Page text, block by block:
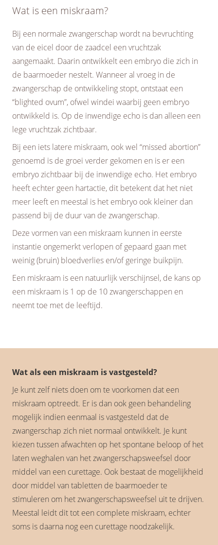
Wat is een miskraam?
Bij een normale zwangerschap wordt na bevruchting
van de eicel door de zaadcel een vruchtzak
aangemaakt. Daarin ontwikkelt een embryo die zich in
de baarmoeder nestelt. Wanneer al vroeg in de
zwangerschap de ontwikkeling stopt, ontstaat een
“blighted ovum”, ofwel windei waarbij geen embryo
ontwikkeld is. Op de inwendige echo is dan alleen een
lege vruchtzak zichtbaar.
Bij een iets latere miskraam, ook wel “missed abortion”
genoemd is de groei verder gekomen en is er een
embryo zichtbaar bij de inwendige echo. Het embryo
heeft echter geen hartactie, dit betekent dat het niet
meer leeft en meestal is het embryo ook kleiner dan
passend bij de duur van de zwangerschap.
Deze vormen van een miskraam kunnen in eerste
instantie ongemerkt verlopen of gepaard gaan met
weinig (bruin) bloedverlies en/of geringe buikpijn.
Een miskraam is een natuurlijk verschijnsel, de kans op
een miskraam is 1 op de 10 zwangerschappen en
neemt toe met de leeftijd.
Wat als een miskraam is vastgesteld?
Je kunt zelf niets doen om te voorkomen dat een
miskraam optreedt. Er is dan ook geen behandeling
mogelijk indien eenmaal is vastgesteld dat de
zwangerschap zich niet normaal ontwikkelt. Je kunt
kiezen tussen afwachten op het spontane beloop of het
laten weghalen van het zwangerschapsweefsel door
middel van een curettage. Ook bestaat de mogelijkheid
door middel van tabletten de baarmoeder te
stimuleren om het zwangerschapsweefsel uit te drijven.
Meestal leidt dit tot een complete miskraam, echter
soms is daarna nog een curettage noodzakelijk.